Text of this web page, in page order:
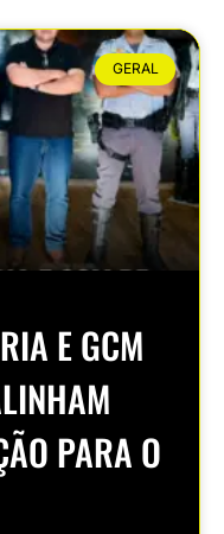
GERAL
E GCM
PARA O